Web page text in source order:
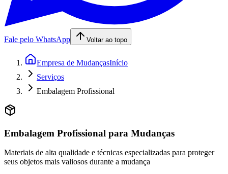
Fale pelo WhatsApp Voltar ao topo
Empresa de MudançasInício
Serviços
Embalagem Profissional
Embalagem Profissional para Mudanças
Materiais de alta qualidade e técnicas especializadas para proteger
seus objetos mais valiosos durante a mudança